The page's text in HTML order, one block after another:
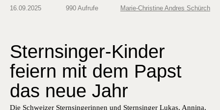
16.09.2025 990 Aufrufe Marie-Christine Andres Schürch
Sternsinger-Kinder
feiern mit dem Papst
das neue Jahr
Die Schweiz­er Sternsin­gerin­nen und Sternsinger Lukas, Anni­na,